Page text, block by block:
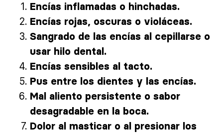
Encías inflamadas o hinchadas.
Encías rojas, oscuras o violáceas.
Sangrado de las encías al cepillarse o
usar hilo dental.
Encías sensibles al tacto.
Pus entre los dientes y las encías.
Mal aliento persistente o sabor
desagradable en la boca.
Dolor al masticar o al presionar los